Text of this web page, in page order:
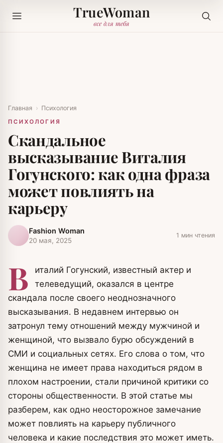
TrueWoman
все для тебя
Главная › Психология
ПСИХОЛОГИЯ
Скандальное
высказывание Виталия
Гогунского: как одна фраза
может повлиять на
карьеру
Fashion Woman
20 мая, 2025
1 мин чтения
В
италий Гогунский, известный актер и
телеведущий, оказался в центре
скандала после своего неоднозначного
высказывания. В недавнем интервью он
затронул тему отношений между мужчиной и
женщиной, что вызвало бурю обсуждений в
СМИ и социальных сетях. Его слова о том, что
женщина не имеет права находиться рядом в
плохом настроении, стали причиной критики со
стороны общественности. В этой статье мы
разберем, как одно неосторожное замечание
может повлиять на карьеру публичного
человека и какие последствия это может иметь.